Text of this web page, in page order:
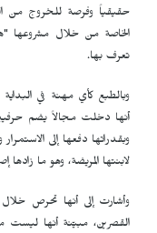
حقيقياً وفرصة للخروج من
الخاصة من خلال مشروعها
تعرف بها.
وبالطبع كأي مهنة في
أنها دخلت مجالاً يضم
وبقدراتها دفعها إلى
لابنتها المريضة، وهو ما زادها
وأشارت إلى أنها تحرص
القصرين، مبيّنة أنها